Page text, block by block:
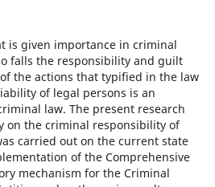
is given importance in criminal
falls the responsibility and guilt
the actions that typified in the law
of legal persons is an
law. The present research
on the criminal responsibility of
carried out on the current state
of the Comprehensive
mechanism for the Criminal